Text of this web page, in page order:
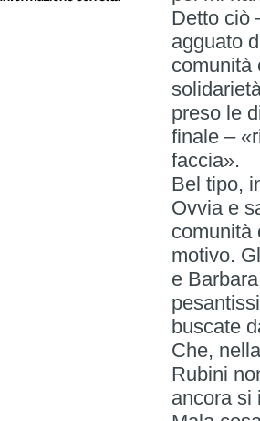
Detto ciò
agguato
comunità
preso le
finale –
faccia».
Bel tipo,
Ovvia e
comunità
motivo.
e
buscate
Che,
Rubini
ancora si